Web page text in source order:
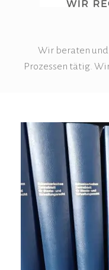
Wir beraten
Prozessen tätig.